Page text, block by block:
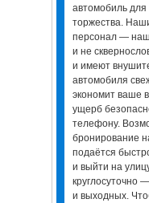
автомобиль
торжества.
персонал —
и не
и имеют
автомобиля
экономит ваше
ущерб
телефону.
бронирование
подаётся
и выйти на
круглосуточно
и выходных.